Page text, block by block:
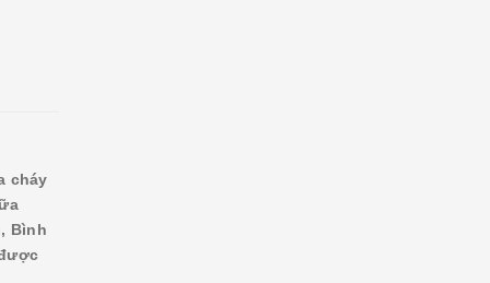
cháy
Bình